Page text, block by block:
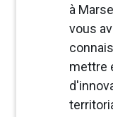
à
vous
mettre